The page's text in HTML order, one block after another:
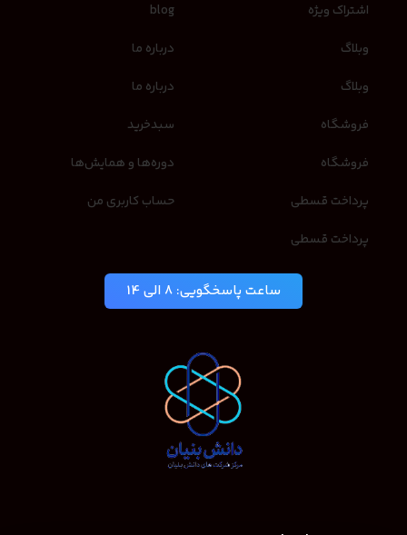
اشتراک ویژه
وبلاگ
وبلاگ
فروشگاه
فروشگاه
پرداخت قسطی
پرداخت قسطی
blog
درباره ما
درباره ما
سبدخرید
دوره‌ها و همایش‌ها
حساب کاربری من
ساعت پاسخگویی: 8 الی 14